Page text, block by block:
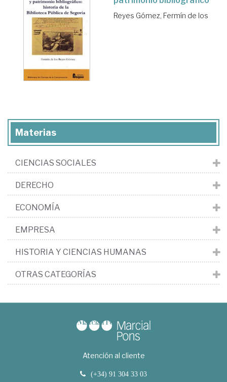
Reyes Gómez, Fermín de los
Materias
CIENCIAS SOCIALES
DERECHO
ECONOMÍA
EMPRESA
HISTORIA Y CIENCIAS HUMANAS
OTRAS CATEGORÍAS
Atención al cliente
(+34) 91 304 33 03